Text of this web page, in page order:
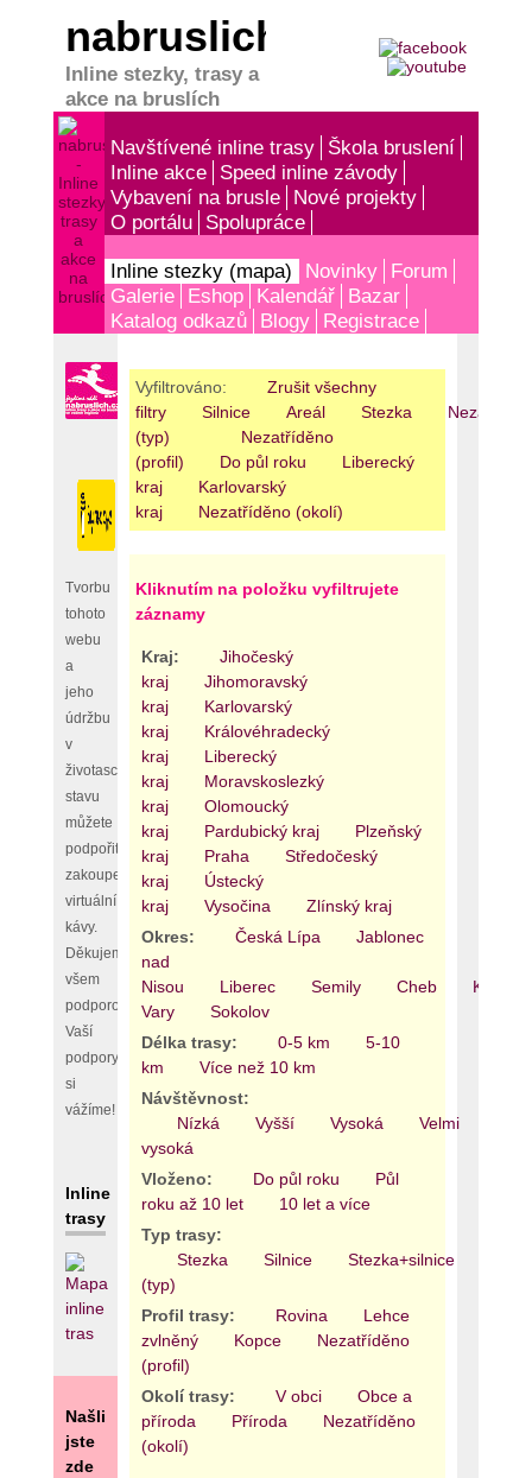
nabruslich.cz
Inline stezky, trasy a
akce na bruslích
Navštívené inline trasy
Škola bruslení
Inline akce
Speed inline závody
Vybavení na brusle
Nové projekty
O portálu
Spolupráce
Inline stezky (mapa) Novinky
Forum
Galerie
Eshop Kalendář
Bazar
Katalog odkazů
Blogy Registrace
Tvorbu
tohoto
webu
a
jeho
údržbu
v
životaschopném
stavu
můžete
podpořit
zakoupením
virtuální
kávy.
Děkujeme
všem
podporovatelům,
Vaší
podpory
si
vážíme!
Inline
trasy
Našli
jste
zde
Vyfiltrováno:
Zrušit všechny
filtry
Silnice Areál Stezka
(typ)
Nezatříděno
(profil)
Do půl roku
Liberecký
kraj
Karlovarský
kraj
Nezatříděno (okolí)
Kliknutím na položku vyfiltrujete
záznamy
Kraj:
Jihočeský
kraj
Jihomoravský
kraj
Karlovarský
kraj
Královéhradecký
kraj
Liberecký
kraj
Moravskoslezký
kraj
Olomoucký
kraj
Pardubický kraj
Plzeňský
kraj
Praha
Středočeský
kraj
Ústecký
kraj
Vysočina
Zlínský kraj
Okres:
Česká Lípa
Jablonec
nad
Nisou
Liberec Semily Cheb
Karlovy
Vary
Sokolov
Délka trasy:
0-5 km
5-10
km
Více než 10 km
Návštěvnost:
Nízká
Vyšší Vysoká
Velmi
vysoká
Vloženo:
Do půl roku
Půl
roku až 10 let
10 let a více
Typ trasy:
Stezka
Silnice Stezka+silnice
(typ)
Profil trasy:
Rovina
Lehce
zvlněný
Kopce
Nezatříděno
(profil)
Okolí trasy:
V obci
Obce a
příroda
Příroda
Nezatříděno
(okolí)